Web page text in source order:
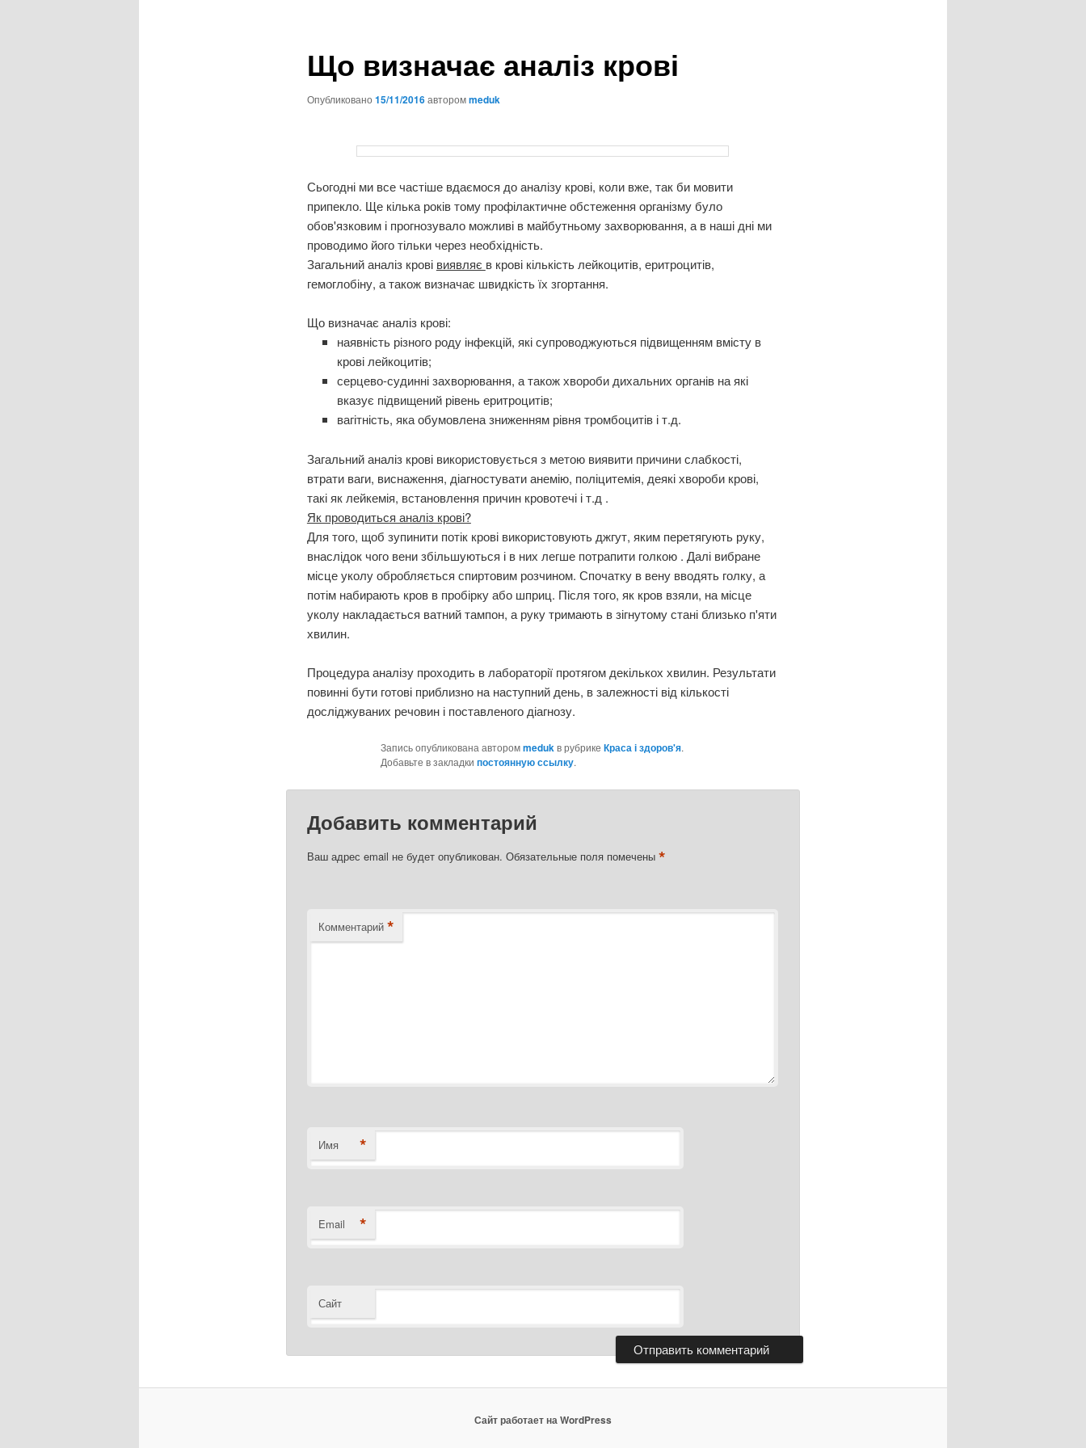
Що визначає аналіз крові
Опубликовано 15/11/2016авторомmeduk
Сьогодні ми все частіше вдаємося до аналізу крові, коли вже, так би мовити
припекло. Ще кілька років тому профілактичне обстеження організму було
обов'язковим і прогнозувало можливі в майбутньому захворювання, а в наші дні ми
проводимо його тільки через необхідність.
Загальний аналіз крові виявляє в крові кількість лейкоцитів, еритроцитів,
гемоглобіну, а також визначає швидкість їх згортання.
Що визначає аналіз крові:
наявність різного роду інфекцій, які супроводжуються підвищенням вмісту в
крові лейкоцитів;
серцево-судинні захворювання, а також хвороби дихальних органів на які
вказує підвищений рівень еритроцитів;
вагітність, яка обумовлена ​​зниженням рівня тромбоцитів і т.д.
Загальний аналіз крові використовується з метою виявити причини слабкості,
втрати ваги, виснаження, діагностувати анемію, поліцитемія, деякі хвороби крові,
такі як лейкемія, встановлення причин кровотечі і т.д .
Як проводиться аналіз крові?
Для того, щоб зупинити потік крові використовують джгут, яким перетягують руку,
внаслідок чого вени збільшуються і в них легше потрапити голкою . Далі вибране
місце уколу обробляється спиртовим розчином. Спочатку в вену вводять голку, а
потім набирають кров в пробірку або шприц. Після того, як кров взяли, на місце
уколу накладається ватний тампон, а руку тримають в зігнутому стані близько п'яти
хвилин.
Процедура аналізу проходить в лабораторії протягом декількох хвилин. Результати
повинні бути готові приблизно на наступний день, в залежності від кількості
досліджуваних речовин і поставленого діагнозу.
Запись опубликована авторомmedukв рубрике Краса і здоров'я.
Добавьте в закладки постоянную ссылку.
Добавить комментарий
Ваш адрес email не будет опубликован. Обязательные поля помечены *
Комментарий *
Имя *
Email *
Сайт
Сайт работает на WordPress